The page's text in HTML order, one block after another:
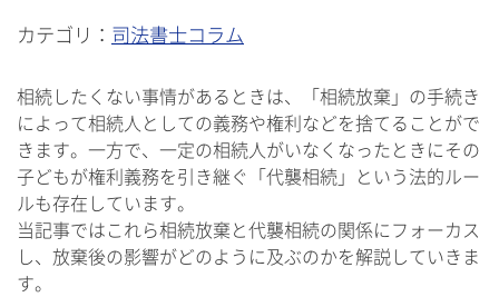
カテゴリ： 司法書士コラム
相続したくない事情があるときは、「相続放棄」の手続き
によって相続人としての義務や権利などを捨てることがで
きます。一方で、一定の相続人がいなくなったときにその
子どもが権利義務を引き継ぐ「代襲相続」という法的ルー
ルも存在しています。
当記事ではこれら相続放棄と代襲相続の関係にフォーカス
し、放棄後の影響がどのように及ぶのかを解説していきま
す。